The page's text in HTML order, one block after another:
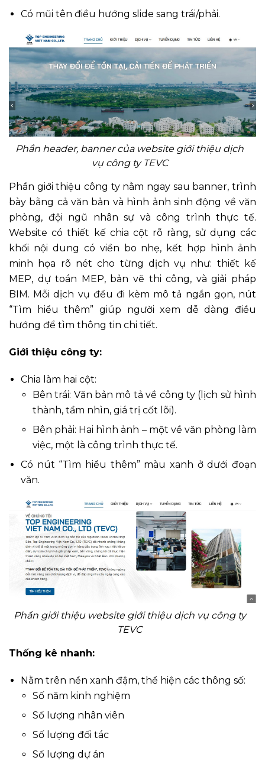
Có mũi tên điều hướng slide sang trái/phải.
Phần header, banner của website giới thiệu dịch
vụ công ty TEVC
Phần giới thiệu công ty nằm ngay sau banner, trình
bày bằng cả văn bản và hình ảnh sinh động về văn
phòng, đội ngũ nhân sự và công trình thực tế.
Website có thiết kế chia cột rõ ràng, sử dụng các
khối nội dung có viền bo nhẹ, kết hợp hình ảnh
minh họa rõ nét cho từng dịch vụ như: thiết kế
MEP, dự toán MEP, bản vẽ thi công, và giải pháp
BIM. Mỗi dịch vụ đều đi kèm mô tả ngắn gọn, nút
“Tìm hiểu thêm” giúp người xem dễ dàng điều
hướng để tìm thông tin chi tiết.
Giới thiệu công ty:
Chia làm hai cột:
Bên trái: Văn bản mô tả về công ty (lịch sử hình
thành, tầm nhìn, giá trị cốt lõi).
Bên phải: Hai hình ảnh – một về văn phòng làm
việc, một là công trình thực tế.
Có nút “Tìm hiểu thêm” màu xanh ở dưới đoạn
văn.
Phần giới thiệu website giới thiệu dịch vụ công ty
TEVC
Thống kê nhanh:
Nằm trên nền xanh đậm, thể hiện các thông số:
Số năm kinh nghiệm
Số lượng nhân viên
Số lượng đối tác
Số lượng dự án